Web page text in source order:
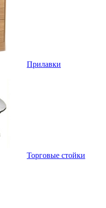
Прилавки
Торговые стойки